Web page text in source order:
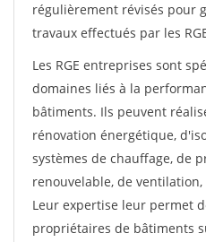
régulièrement révisés pour
travaux effectués par les
Les RGE entreprises sont
domaines liés à la
bâtiments. Ils peuvent
rénovation énergétique,
systèmes de chauffage, de
renouvelable, de
Leur expertise leur permet
propriétaires de bâtiments